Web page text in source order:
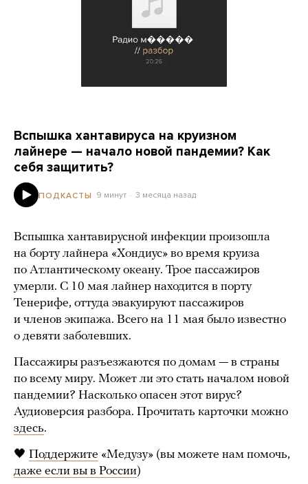
Вспышка хантавируса на круизном
лайнере — начало новой пандемии? Как
себя защитить?
ПОДКАСТЫ 9 минут 3 месяца назад
Вспышка хантавирусной инфекции произошла
на борту лайнера «Хондиус» во время круиза
по Атлантическому океану. Трое пассажиров
умерли. С 10 мая лайнер находится в порту
Тенерифе, оттуда эвакуируют пассажиров
и членов экипажа. Всего на 11 мая было известно
о девяти заболевших.
Пассажиры разъезжаются по домам — в страны
по всему миру. Может ли это стать началом новой
пандемии? Насколько опасен этот вирус?
Аудиоверсия разбора. Прочитать карточки можно
здесь.
🖤 Поддержите «Медузу» (вы можете нам помочь,
даже если вы в России)